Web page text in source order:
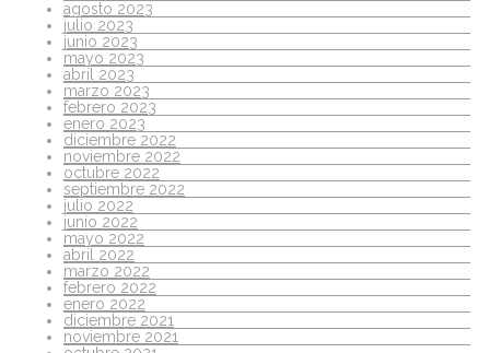
agosto 2023
julio 2023
junio 2023
mayo 2023
abril 2023
marzo 2023
febrero 2023
enero 2023
diciembre 2022
noviembre 2022
octubre 2022
septiembre 2022
julio 2022
junio 2022
mayo 2022
abril 2022
marzo 2022
febrero 2022
enero 2022
diciembre 2021
noviembre 2021